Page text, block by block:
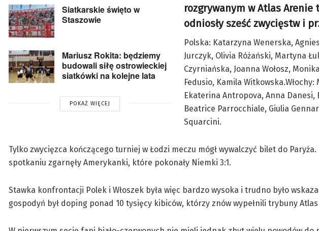
Siatkarskie święto w
Staszowie
Mariusz Rokita: będziemy
budowali siłę ostrowieckiej
siatkówki na kolejne lata
POKAŻ WIĘCEJ
rozgrywanym w Atlas
odniosły sześć zwycięstw i
Polska: Katarzyna Wenerska,
Jurczyk, Olivia Różański, Martyna
Czyrniańska, Joanna Wołosz,
Fedusio, Kamila
Ekaterina Antropova, Anna
Beatrice Parrocchiale, Giulia
Squarcini.
Tylko zwycięzca kończącego turniej w Łodzi meczu mógł wywalczyć bilet do
spotkaniu zgarnęły Amerykanki, które pokonały Niemki 3:1.
Stawka konfrontacji Polek i Włoszek była więc bardzo wysoka i trudno było
gospodyń był doping ponad 10 tysięcy kibiców, którzy znów wypełnili trybuny Atlas